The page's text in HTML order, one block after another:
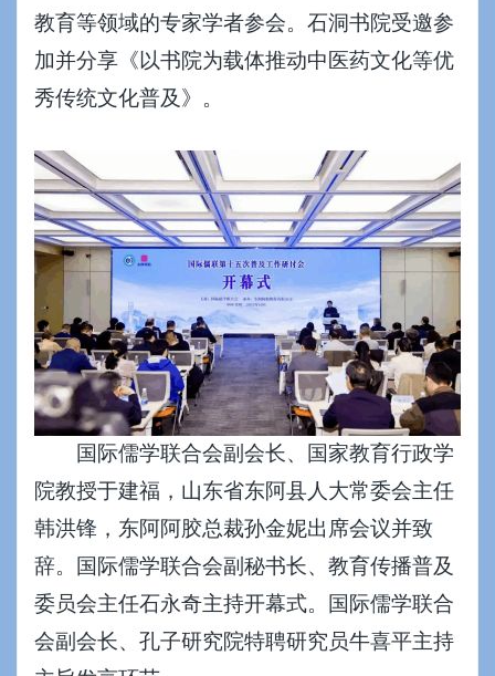
教育等领域的专家学者参会。石洞书院受邀参
加并分享《以书院为载体推动中医药文化等优
秀传统文化普及》。
国际儒学联合会副会长、国家教育行政学
院教授于建福，山东省东阿县人大常委会主任
韩洪锋，东阿阿胶总裁孙金妮出席会议并致
辞。国际儒学联合会副秘书长、教育传播普及
委员会主任石永奇主持开幕式。国际儒学联合
会副会长、孔子研究院特聘研究员牛喜平主持